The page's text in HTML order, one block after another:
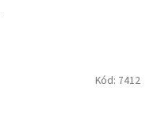
Kód: 7412